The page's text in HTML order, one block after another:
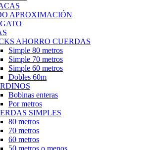
APROXIMACIÓN
AHORRO CUERDAS
Simple 80 metros
Simple 70 metros
Simple 60 metros
Dobles 60m
Bobinas enteras
Por metros
SIMPLES
80 metros
70 metros
60 metros
50 metros o menos